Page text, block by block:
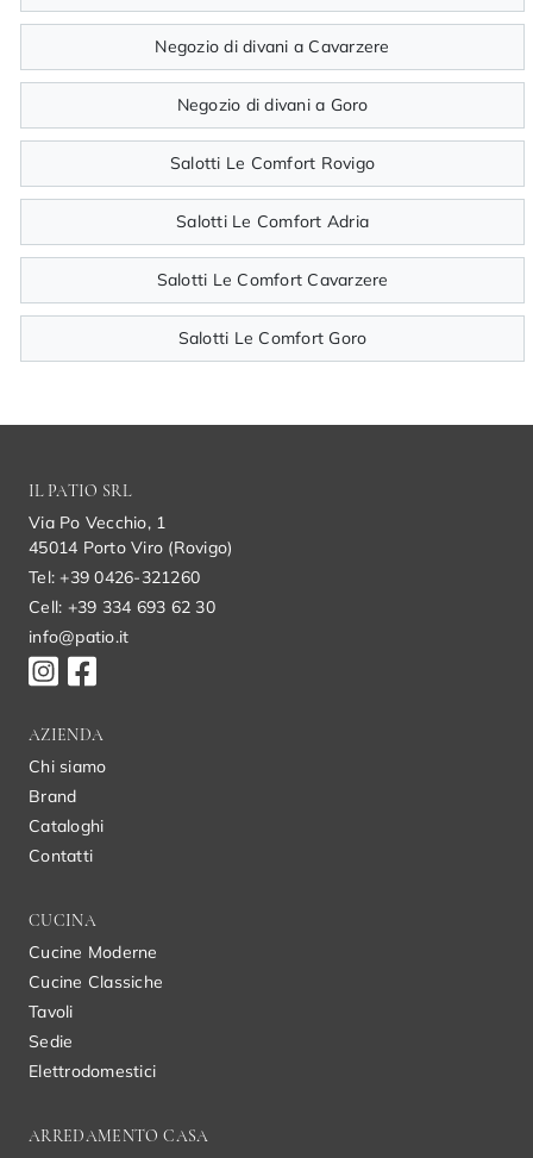
Negozio di divani a Cavarzere
Negozio di divani a Goro
Salotti Le Comfort Rovigo
Salotti Le Comfort Adria
Salotti Le Comfort Cavarzere
Salotti Le Comfort Goro
IL PATIO SRL
Via Po Vecchio, 1
45014 Porto Viro (Rovigo)
Tel: +39 0426-321260
Cell: +39 334 693 62 30
info@patio.it
AZIENDA
Chi siamo
Brand
Cataloghi
Contatti
CUCINA
Cucine Moderne
Cucine Classiche
Tavoli
Sedie
Elettrodomestici
ARREDAMENTO CASA